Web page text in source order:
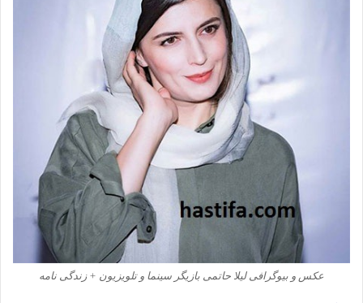
عکس و بیوگرافی لیلا حاتمی بازیگر سینما و تلویزیون + زندگی نامه